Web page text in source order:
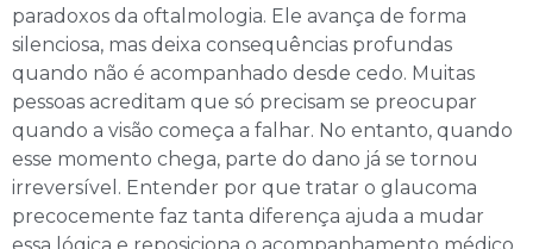
paradoxos da oftalmologia. Ele avança de forma
silenciosa, mas deixa consequências profundas
quando não é acompanhado desde cedo. Muitas
pessoas acreditam que só precisam se preocupar
quando a visão começa a falhar. No entanto, quando
esse momento chega, parte do dano já se tornou
irreversível. Entender por que tratar o glaucoma
precocemente faz tanta diferença ajuda a mudar
essa lógica e reposiciona o acompanhamento médico